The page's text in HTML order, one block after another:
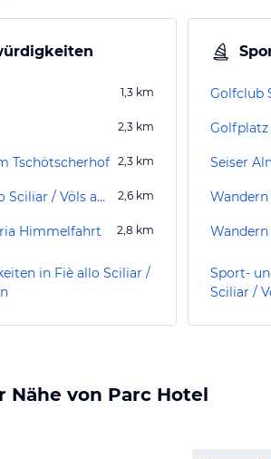
1,3 km
2,3 km
Tschötscherhof 2,3 km
Altstadt Fiè allo Sciliar / Völs am Schlern 2,6 km
Himmelfahrt 2,8 km
in Fiè allo Sciliar /
Golfclub
Golfplatz
Seiser
Sport-
Sciliar /
Nähe von Parc Hotel